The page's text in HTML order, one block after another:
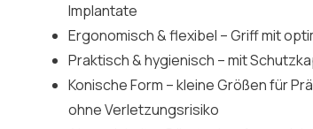
Implantate
Ergonomisch & flexibel – Griff mit
Praktisch & hygienisch – mit
Konische Form – kleine Größen für
ohne Verletzungsrisiko